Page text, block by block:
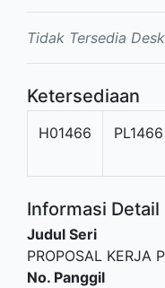
Tidak Tersedia
Ketersediaan
H01466 PL1466
Informasi Detail
Judul Seri
PROPOSAL KERJA
No. Panggil